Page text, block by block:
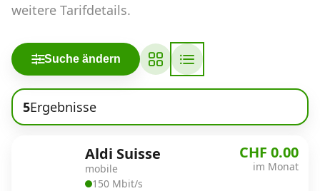
Roaming-Tarife abfragen
Handy-Abo-Aktionen
Handy-Abo kündigen oder
wechseln
Alle Mobile-Vergleiche
Internet, TV, Telefon
weitere Tarifdetails.
Suche ändern
5Ergebnisse
Aldi Suisse
mobile
150 Mbit/s
CHF 0.00
im Monat